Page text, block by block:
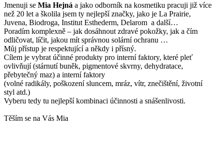
Jmenuji se Mia Hejná a jako odborník na kosmetiku pracuji již více
než 20 let a školila jsem ty nejlepší značky, jako je La Prairie,
Juvena, Biodroga, Institut Esthederm, Delarom a další…
Poradím komplexně – jak dosáhnout zdravé pokožky, jak a čím
odličovat, líčit, jakou mít správnou solární ochranu …
Můj přístup je respektující a někdy i přísný.
Cílem je vybrat účinné produkty pro interní faktory, které pleť
ovlivňují (stárnutí buněk, pigmentové skvrny, dehydratace,
přebytečný maz) a interní faktory
(volné radikály, poškození sluncem, mráz, vítr, znečištění, životní
styl atd.)
Vyberu tedy tu nejlepší kombinaci účinnosti a snášenlivosti.
Těším se na Vás Mia